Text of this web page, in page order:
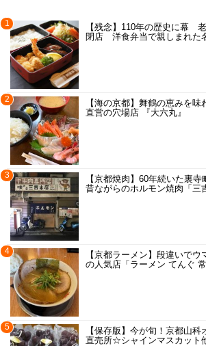
1
【残念】110年の歴史に幕
閉店 洋食弁当で親しまれた
2
【海の京都】舞鶴の恵みを
直営の穴場店 『大六丸』
3
【京都焼肉】60年続いた裏
昔ながらのホルモン焼肉「三
4
【京都ラーメン】段違いでウ
の人気店「ラーメン てんぐ 常
5
【保存版】今が旬！京都山科
直売所☆シャインマスカット